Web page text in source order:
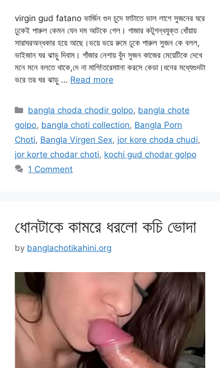
virgin gud fatano ভার্জিন গুদ চুদে ফাটাতে ভাল লাগে সুজনের ঘরে
ঢুকেই পারুল কেমন যেন দম আটকে গেল। গাজার কটুগন্ধযুক্ত ধোঁয়ায়
সারাঘরঅন্ধকার হয়ে আছে।ভয়ে ভয়ে রুমে ঢুকে পারুল সুজন কে বলল,
ভাইজান ঘর ঝাড়ু দিবাম। গাঁজার নেশায় বুঁদ সুজন কাজের মেয়েটিকে দেখে
মনে মনে বলতে থাকে,দে না মাগি!তরেমাানা করসে কেডা।ধনের মধ্যেগুদটা
ভরে তর ঘর ঝাড়ু … Read more
Categories
bangla choda chodir golpo, bangla chote
golpo, bangla choti collection, Bangla Porn
Choti, Bangla Virgen Sex, jor kore choda chudi,
jor korte chodar choti, kochi gud chodar golpo
1 Comment
ধোনটাকে কামরে ধরলো কচি ভোদা
by banglachotikahini.org